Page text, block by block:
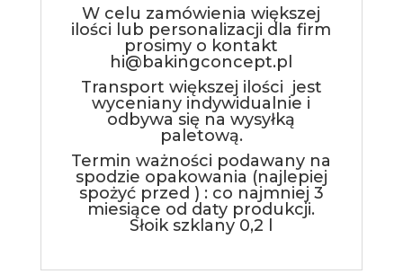
W celu zamówienia większej
ilości lub personalizacji dla firm
prosimy o kontakt
hi@bakingconcept.pl
Transport większej ilości jest
wyceniany indywidualnie i
odbywa się na wysyłką
paletową.
Termin ważności podawany na
spodzie opakowania (najlepiej
spożyć przed ) : co najmniej 3
miesiące od daty produkcji.
Słoik szklany 0,2 l